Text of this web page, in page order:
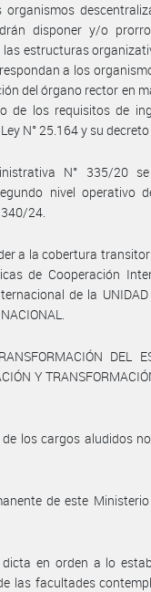
disponer y/o
estructuras
a los
del órgano rector en
de los requisitos de
N° 25.164 y su
N° 335/20
nivel operativo
24.
a la cobertura
de Cooperación
de la UNIDAD
DEL
Y
los cargos aludidos
de este
en orden a lo
las facultades